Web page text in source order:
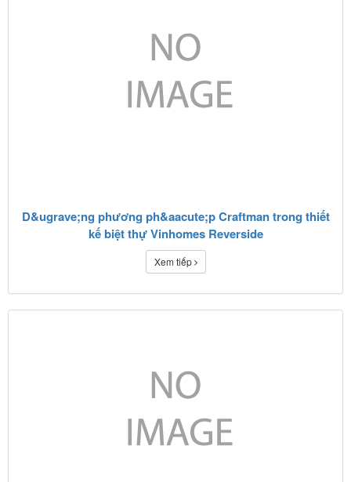
D&ugrave;ng phương ph&aacute;p Craftman trong thiết
kế biệt thự Vinhomes Reverside
Xem tiếp